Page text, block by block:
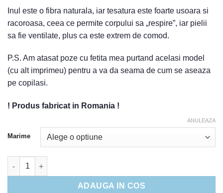
Inul este o fibra naturala, iar tesatura este foarte usoara si
racoroasa, ceea ce permite corpului sa „respire”, iar pielii
sa fie ventilate, plus ca este extrem de comod.
P.S. Am atasat poze cu fetita mea purtand acelasi model
(cu alt imprimeu) pentru a va da seama de cum se aseaza
pe copilasi.
! Produs fabricat in Romania !
Marime
ANULEAZA
Cantitate Tricou in tricotat flori
ADAUGA IN COS